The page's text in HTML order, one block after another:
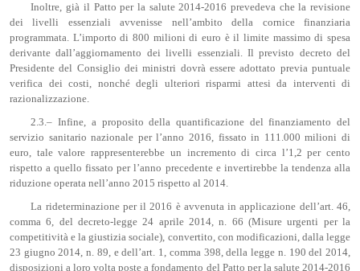
Inoltre, già il Patto per la salute 2014-2016 prevedeva che la revisione
dei livelli essenziali avvenisse nell’ambito della cornice finanziaria
programmata. L’importo di 800 milioni di euro è il limite massimo di spesa
derivante dall’aggiornamento dei livelli essenziali. Il previsto decreto del
Presidente del Consiglio dei ministri dovrà essere adottato previa puntuale
verifica dei costi, nonché degli ulteriori risparmi attesi da interventi di
razionalizzazione.
2.3.– Infine, a proposito della quantificazione del finanziamento del
servizio sanitario nazionale per l’anno 2016, fissato in 111.000 milioni di
euro, tale valore rappresenterebbe un incremento di circa l’1,2 per cento
rispetto a quello fissato per l’anno precedente e invertirebbe la tendenza alla
riduzione operata nell’anno 2015 rispetto al 2014.
La rideterminazione per il 2016 è avvenuta in applicazione dell’art. 46,
comma 6, del decreto-legge 24 aprile 2014, n. 66 (Misure urgenti per la
competitività e la giustizia sociale), convertito, con modificazioni, dalla legge
23 giugno 2014, n. 89, e dell’art. 1, comma 398, della legge n. 190 del 2014,
disposizioni a loro volta poste a fondamento del Patto per la salute 2014-2016